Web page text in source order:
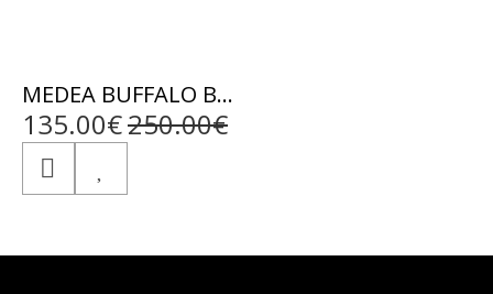
MEDEA BUFFALO BLACK - ΑΥΘΕΝΤΙΚΟ ΓΥΝΑΙΚΕΙΟ ΜΑΥΡΟ ΔΕΡΜΑΤΙΝΟ ΜΠΟΥΦΑΝ
135.00€250.00€